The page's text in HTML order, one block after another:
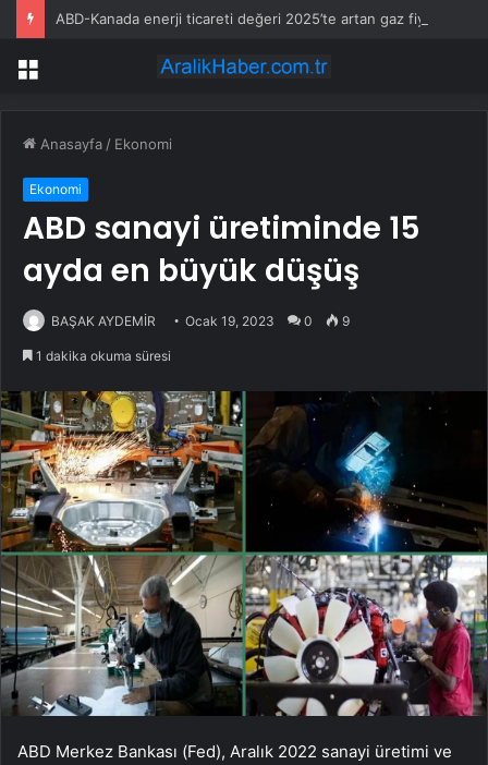
Menü
Anasayfa / Ekonomi
Ekonomi
ABD sanayi üretiminde 15
ayda en büyük düşüş
BAŞAK AYDEMİR Ocak 19, 2023 0 9
1 dakika okuma süresi
ABD Merkez Bankası (Fed), Aralık 2022 sanayi üretimi ve